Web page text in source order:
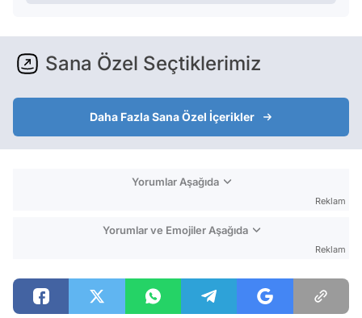
Sana Özel Seçtiklerimiz
Daha Fazla Sana Özel İçerikler
Yorumlar Aşağıda
Reklam
Yorumlar ve Emojiler Aşağıda
Reklam